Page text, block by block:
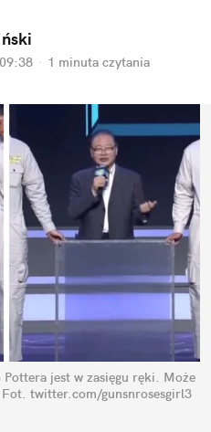
· 1 minuta czytania
jest w zasięgu ręki. Może
Fot. twitter.com/gunsnrosesgirl3